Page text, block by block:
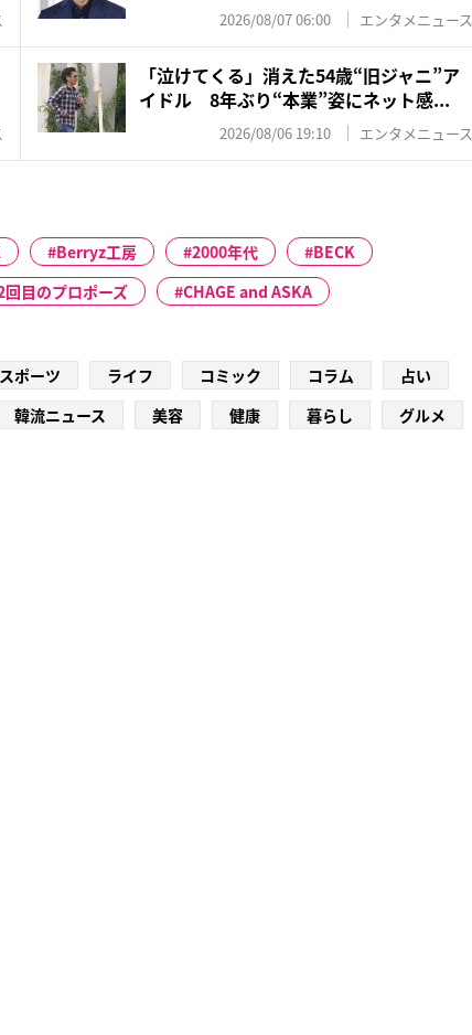
2026/08/07 06:00 エンタメニュース
「泣けてくる」消えた54歳“旧ジャニ”ア
イドル 8年ぶり“本業”姿にネット感...
2026/08/06 19:10 エンタメニュース
Berryz工房 2000年代
BECK
回目のプロポーズ CHAGE and ASKA
スポーツ ライフ コミック コラム
占い
韓流ニュース 美容 健康 暮らし グルメ